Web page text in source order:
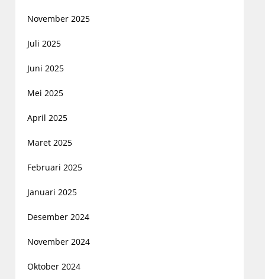
November 2025
Juli 2025
Juni 2025
Mei 2025
April 2025
Maret 2025
Februari 2025
Januari 2025
Desember 2024
November 2024
Oktober 2024